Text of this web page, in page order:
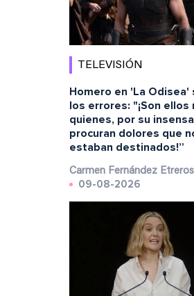
TELEVISIÓN
Homero en 'La Odisea'
los errores: "¡Son ellos
quienes, por su
procuran dolores que
estaban destinados!”
Carmen Fernández Etreros
09-08-2026